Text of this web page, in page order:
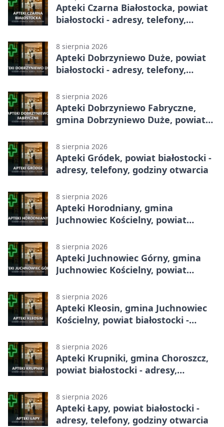
Apteki Czarna Białostocka, powiat
białostocki - adresy, telefony,
8 sierpnia 2026
Apteki Dobrzyniewo Duże, powiat
białostocki - adresy, telefony,
8 sierpnia 2026
Apteki Dobrzyniewo Fabryczne,
gmina Dobrzyniewo Duże, powiat
godziny otwarcia
8 sierpnia 2026
Apteki Gródek, powiat białostocki -
adresy, telefony, godziny otwarcia
8 sierpnia 2026
Apteki Horodniany, gmina
Juchnowiec Kościelny, powiat
godziny otwarcia
8 sierpnia 2026
Apteki Juchnowiec Górny, gmina
Juchnowiec Kościelny, powiat
godziny otwarcia
8 sierpnia 2026
Apteki Kleosin, gmina Juchnowiec
Kościelny, powiat białostocki -
8 sierpnia 2026
Apteki Krupniki, gmina Choroszcz,
powiat białostocki - adresy,
8 sierpnia 2026
Apteki Łapy, powiat białostocki -
adresy, telefony, godziny otwarcia